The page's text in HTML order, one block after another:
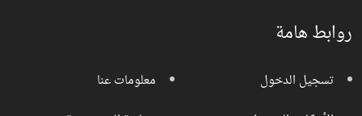
روابط هامة
تسجيل الدخول
معلومات عنا